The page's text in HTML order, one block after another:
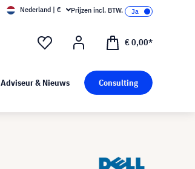
Nederland | € Prijzen incl. BTW.
€ 0,00*
Adviseur & Nieuws Consulting